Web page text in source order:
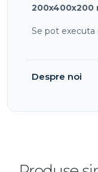
200x400x200
Se pot executa
Despre noi